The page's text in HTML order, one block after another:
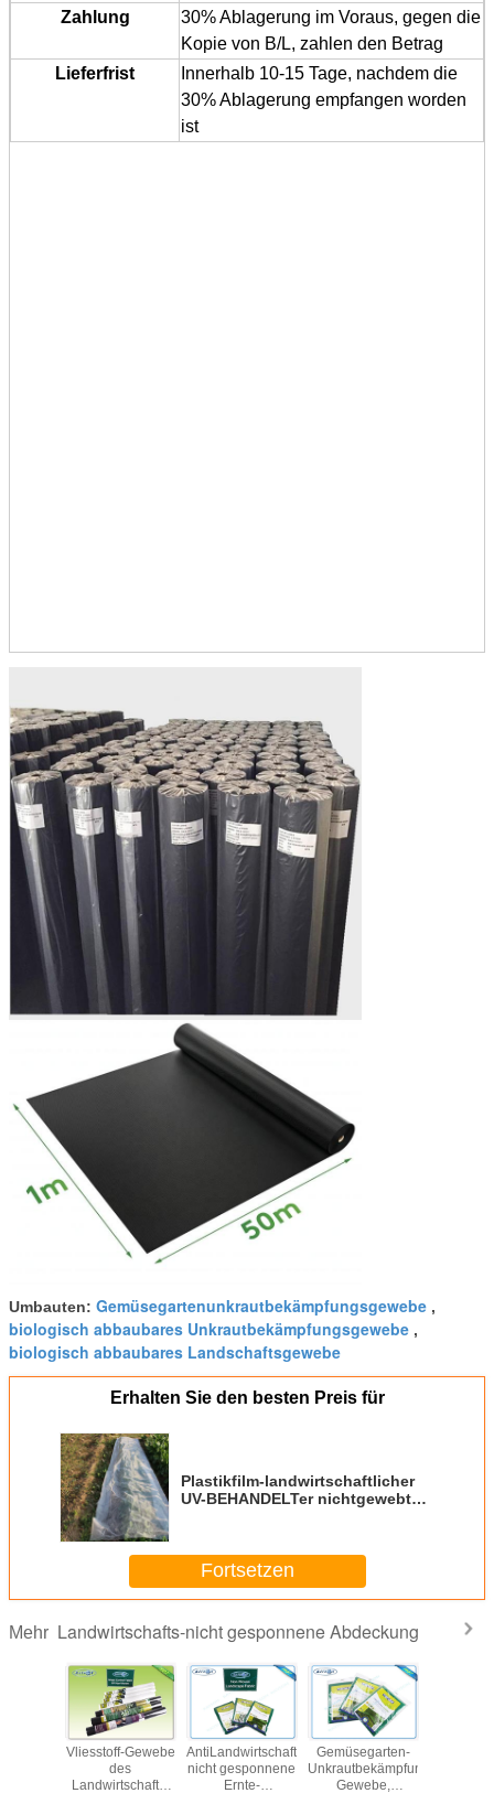
Zahlung 30% Ablagerung im Voraus, gegen die
Kopie von B/L, zahlen den Betrag
Lieferfrist
Innerhalb 10-15 Tage, nachdem die
30% Ablagerung empfangen worden
ist
Umbauten: Gemüsegartenunkrautbekämpfungsgewebe ,
biologisch abbaubares Unkrautbekämpfungsgewebe ,
biologisch abbaubares Landschaftsgewebe
Erhalten Sie den besten Preis für
Plastikfilm-landwirtschaftlicher
UV-BEHANDELTer nichtgewebter
Fortsetzen
Mehr Landwirtschafts-nicht gesponnene Abdeckung
Vliesstoff-Gewebe
des
Landwirtschafts-
AntiLandwirtschafts-
nicht gesponnene
Ernte-
Gemüsegarten-
Unkrautbekämpfungs-
Gewebe,